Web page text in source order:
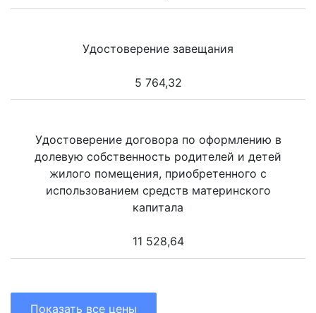
Удостоверение завещания
5 764,32
Удостоверение договора по оформлению в
долевую собственность родителей и детей
жилого помещения, приобретенного с
использованием средств материнского
капитала
11 528,64
Показать все цены